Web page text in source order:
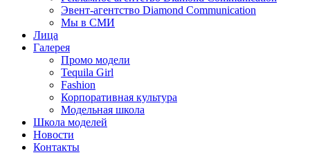
Эвент-агентство Diamond Communication
Мы в СМИ
Лица
Галерея
Промо модели
Tequila Girl
Fashion
Корпоративная культура
Модельная школа
Школа моделей
Новости
Контакты